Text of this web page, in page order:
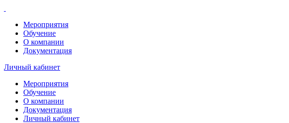
Мероприятия
Обучение
О компании
Документация
Личный кабинет
Мероприятия
Обучение
О компании
Документация
Личный кабинет